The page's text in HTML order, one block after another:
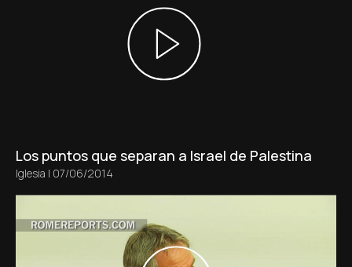
Los puntos que separan a Israel de Palestina
Iglesia | 07/06/2014